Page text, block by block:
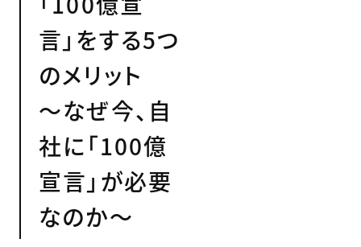
言」をする5つ
のメリット
～なぜ今、自
社に「100億
宣言」が必要
なのか～